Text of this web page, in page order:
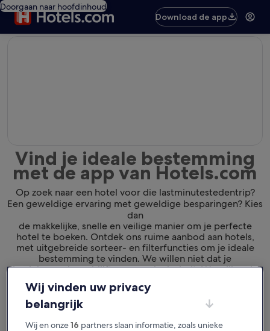
Doorgaan naar hoofdinhoud
Download de app
Vind je ideale bestemming
met de app van Hotels.com
Op zoek naar een hotel voor die lastminutestedentrip?
Een geweldige ervaring met geweldige besparingen? Kies
dan
de makkelijke, snelle en veilige manier om je perfecte
hotel te boeken. Ontdek ons ruime aanbod aan hotels,
met uitgebreide sorteer- en filterfuncties om je ideale
bestemming te vinden. We willen niet dat je
de plek waar je verblijft gewoon leuk vindt. We willen dat
je het geweldig vindt.
Beschikbaar voor iOS en Android
Wij vinden uw privacy
belangrijk
Wij en onze16 partners slaan informatie, zoals unieke